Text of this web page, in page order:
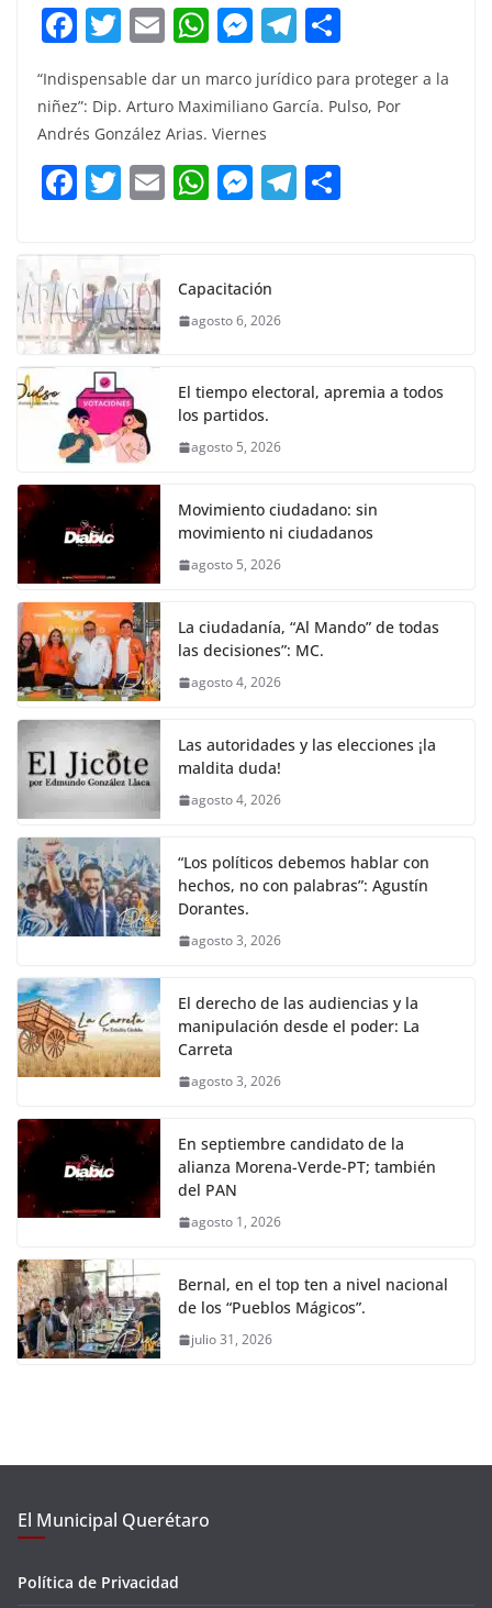
F
c
e
b
o
k
T
w
itt
er
E
ai
l
W
at
s
A
p
M
e
ss
e
n
g
T
e
a
m
m
“Indispensable dar un marco jurídico para proteger a la
niñez”: Dip. Arturo Maximiliano García. Pulso, Por
Andrés González Arias. Viernes
F
c
e
b
o
o
k
T
itt
er
E W
s
A
p
M
e
n
er
T
Capacitación
agosto 6, 2026
El tiempo electoral, apremia a todos
los partidos.
agosto 5, 2026
Movimiento ciudadano: sin
movimiento ni ciudadanos
agosto 5, 2026
La ciudadanía, “Al Mando” de todas
las decisiones”: MC.
agosto 4, 2026
Las autoridades y las elecciones ¡la
maldita duda!
agosto 4, 2026
“Los políticos debemos hablar con
hechos, no con palabras”: Agustín
Dorantes.
agosto 3, 2026
El derecho de las audiencias y la
manipulación desde el poder: La
Carreta
agosto 3, 2026
En septiembre candidato de la
alianza Morena-Verde-PT; también
del PAN
agosto 1, 2026
Bernal, en el top ten a nivel nacional
de los “Pueblos Mágicos”.
julio 31, 2026
El Municipal Querétaro
Política de Privacidad